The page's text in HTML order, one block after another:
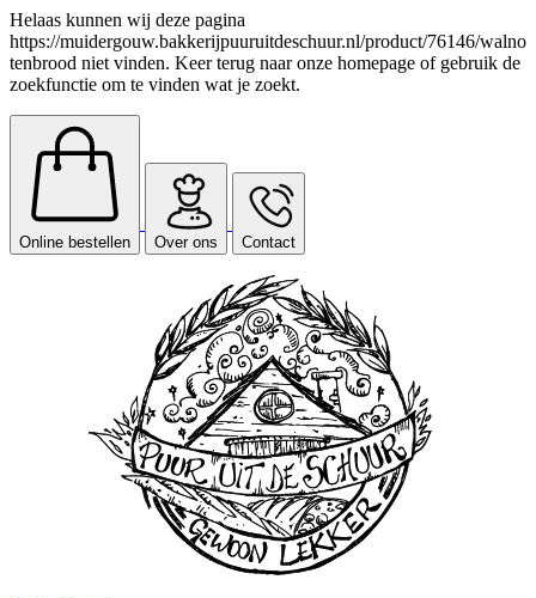
Helaas kunnen wij deze pagina
https://muidergouw.bakkerijpuuruitdeschuur.nl/product/76146/walno
tenbrood niet vinden. Keer terug naar onze homepage of gebruik de
zoekfunctie om te vinden wat je zoekt.
Online bestellen Over ons Contact